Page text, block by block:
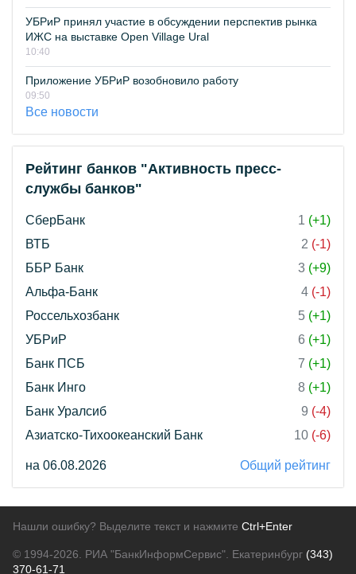
УБРиР принял участие в обсуждении перспектив рынка
ИЖС на выставке Open Village Ural
10:40
Приложение УБРиР возобновило работу
09:50
Все новости
Рейтинг банков "Активность пресс-
службы банков"
СберБанк 1 (+1)
ВТБ
2 (-1)
ББР Банк
3 (+9)
Альфа-Банк
4 (-1)
Россельхозбанк
5 (+1)
УБРиР
6 (+1)
Банк ПСБ
7 (+1)
Банк Инго
8 (+1)
Банк Уралсиб
9 (-4)
Азиатско-Тихоокеанский Банк
10 (-6)
на 06.08.2026 Общий рейтинг
Нашли ошибку? Выделите текст и нажмите Ctrl+Enter
© 1994-2026. РИА "БанкИнформСервис". Екатеринбург (343)
370-61-71